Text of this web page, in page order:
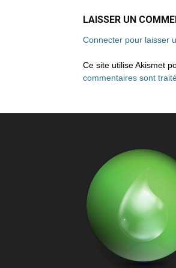
LAISSER UN
Connecter pour laisser
Ce site utilise Akismet
commentaires sont